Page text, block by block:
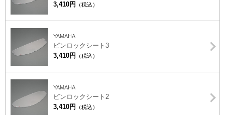
3,410円
（税込）
YAMAHA
ピンロックシート3
3,410円
（税込）
YAMAHA
ピンロックシート2
3,410円
（税込）